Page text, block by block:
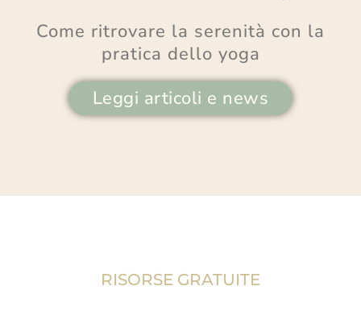
Come ritrovare la serenità con la
pratica dello yoga
Leggi articoli e news
RISORSE GRATUITE